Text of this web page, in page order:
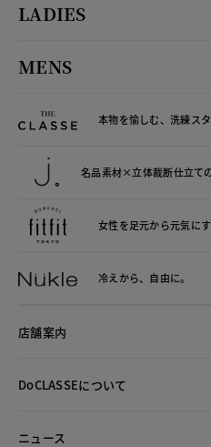
LADIES
MENS
本物を愉しむ、洗練ス
名品素材×立体裁断仕立て
女性を足元から元気に
冷えから、 自由に。
店舗案内
DoCLASSEについて
ニュース